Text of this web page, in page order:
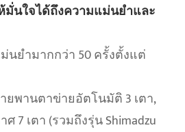
นใจได้ถึงความแม่นยำและ
นยำมากกว่า 50 ครั้งตั้งแต่
ยพานตาข่ายอัตโนมัติ 3 เตา,
7 เตา (รวมถึงรุ่น Shimadzu